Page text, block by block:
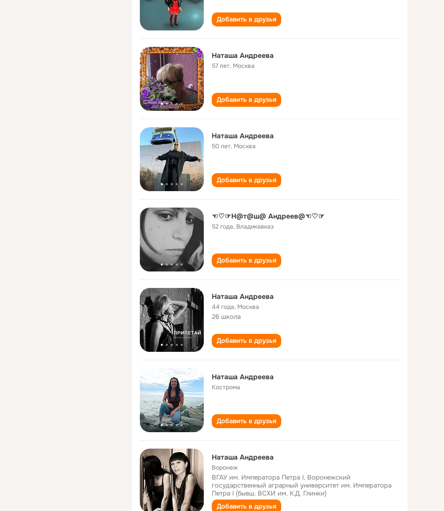
Добавить в друзья
Наташа Андреева
57 лет, Москва
Добавить в друзья
Наташа Андреева
50 лет, Москва
Добавить в друзья
☜♡☞Н@т@ш@ Андреев@☜♡☞
52 года, Владикавказ
Добавить в друзья
Наташа Андреева
44 года, Москва
26 школа
Добавить в друзья
Наташа Андреева
Кострома
Добавить в друзья
Наташа Андреева
Воронеж
ВГАУ им. Императора Петра I, Воронежский
государственный аграрный университет им. Императора
Петра I (бывш. ВСХИ им. К.Д. Глинки)
Добавить в друзья